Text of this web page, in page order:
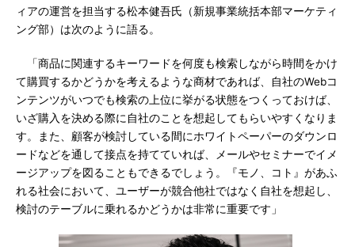
ィアの運営を担当する松本健吾氏（新規事業統括本部マーケティ
ング部）は次のように語る。
「商品に関連するキーワードを何度も検索しながら時間をかけ
て購買するかどうかを考えるような商材であれば、自社のWebコ
ンテンツがいつでも検索の上位に挙がる状態をつくっておけば、
いざ購入を決める際に自社のことを想起してもらいやすくなりま
す。また、顧客が検討している間にホワイトペーパーのダウンロ
ードなどを通して接点を持てていれば、メールやセミナーでイメ
ージアップを図ることもできるでしょう。『モノ、コト』があふ
れる社会において、ユーザーが競合他社ではなく自社を想起し、
検討のテーブルに乗れるかどうかは非常に重要です」